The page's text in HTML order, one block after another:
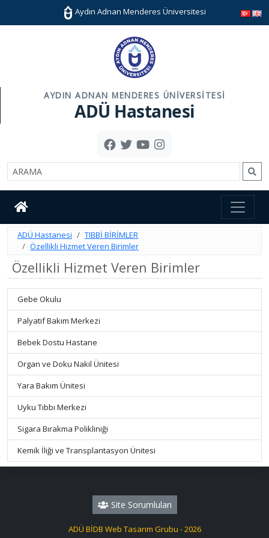
Aydın Adnan Menderes Üniversitesi
AYDIN ADNAN MENDERES ÜNIVERSITESI
ADÜ Hastanesi
ADÜ Hastanesi
TIBBİ BİRİMLER
Özellikli Hizmet Veren Birimler
Özellikli Hizmet Veren Birimler
Gebe Okulu
Palyatif Bakım Merkezi
Bebek Dostu Hastane
Organ ve Doku Nakil Ünitesi
Yara Bakım Ünitesi
Uyku Tıbbı Merkezi
Sigara Bırakma Polikliniği
Kemik İliği ve Transplantasyon Ünitesi
Site Sorumluları
ADÜ BİDB Web Tasarım Grubu - 2026